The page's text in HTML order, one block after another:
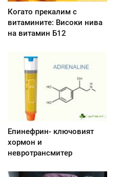
Когато прекалим с
витамините: Високи нива
на витамин Б12
Епинефрин- ключовият
хормон и
невротрансмитер